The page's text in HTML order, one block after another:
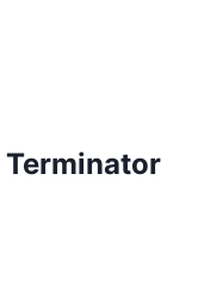
Terminator